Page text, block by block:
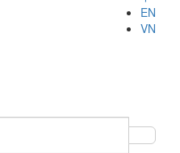
EN
VN